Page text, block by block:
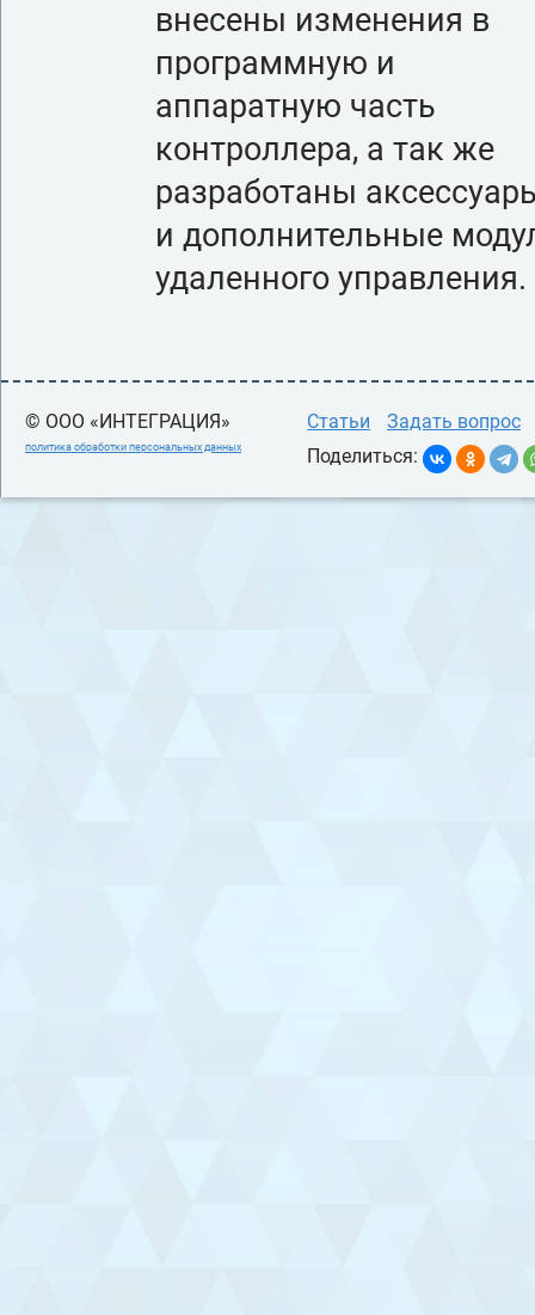
внесены изменения в
программную и
аппаратную часть
контроллера, а так же
разработаны
и дополнительные
удаленного управления.
© ООО «ИНТЕГРАЦИЯ»
политика обработки персональных данных
Статьи
Задать вопрос
Поделиться: